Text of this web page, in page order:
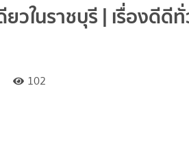
วในราชบุรี | เรื่องดีดี
102